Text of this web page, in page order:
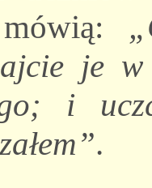
je
i
.